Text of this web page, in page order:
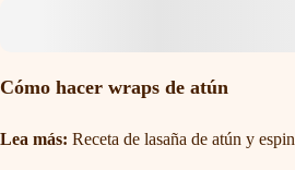
Cómo hacer wraps de atún
Lea más: Receta de lasaña de atún y